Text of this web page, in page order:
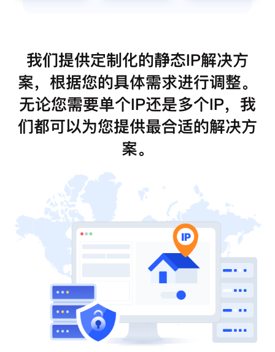
我们提供定制化的静态IP解决方
案，根据您的具体需求进行调整。
无论您需要单个IP还是多个IP，我
们都可以为您提供最合适的解决方
案。